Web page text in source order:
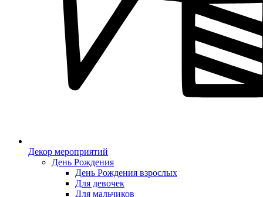
Декор мероприятий
День Рождения
День Рождения взрослых
Для девочек
Для мальчиков